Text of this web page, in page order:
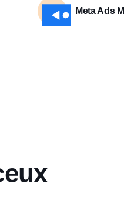
Meta Ads